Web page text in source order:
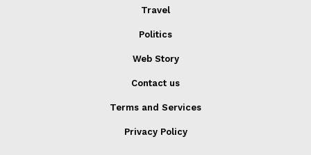
Travel
Politics
Web Story
Contact us
Terms and Services
Privacy Policy